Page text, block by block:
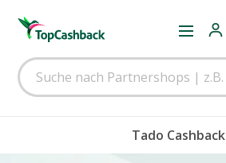
Tado Cashback